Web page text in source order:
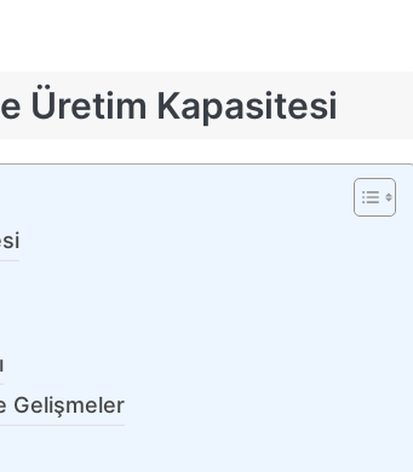
Üretim Kapasitesi
Gelişmeler